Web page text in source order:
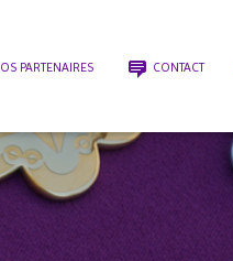
PARTENAIRES CONTACT